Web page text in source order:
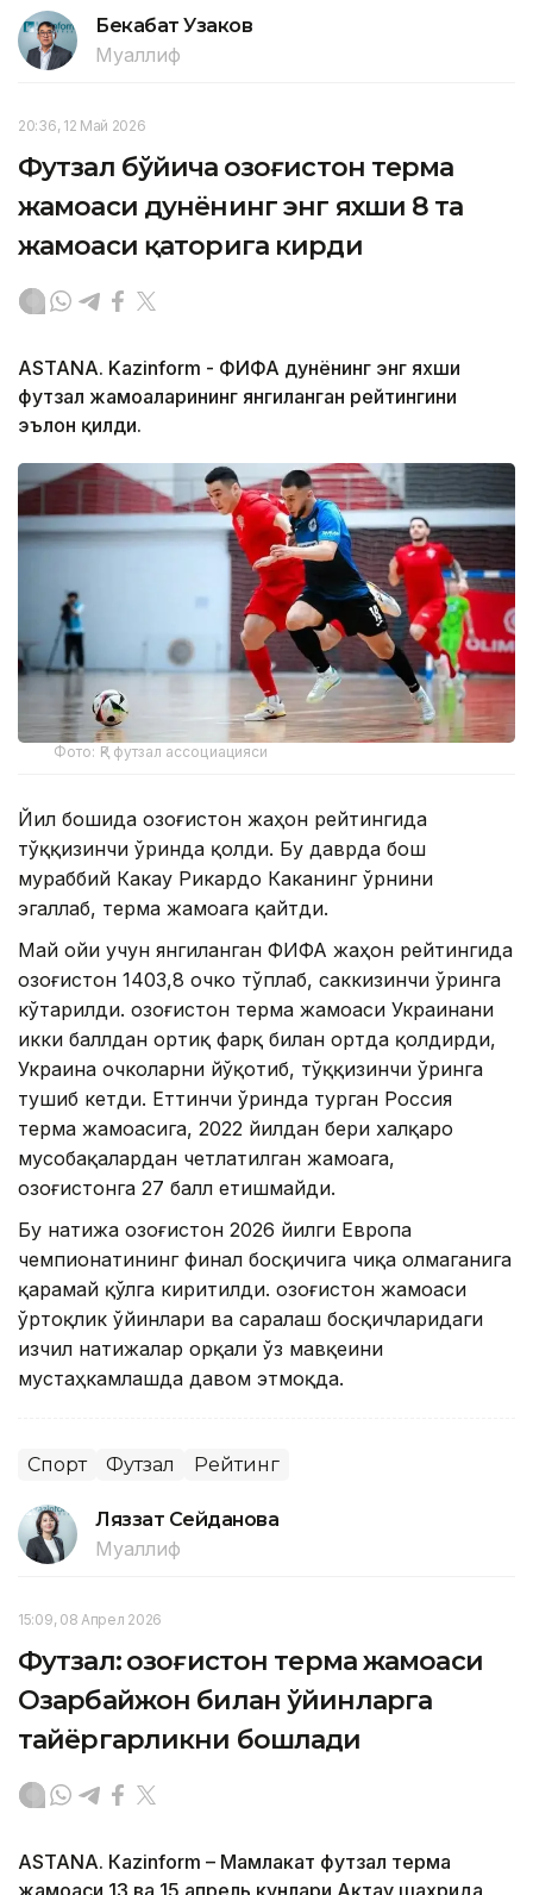
Бекабат Узаков
Муаллиф
20:36, 12 Май 2026
Футзал бўйича Қозоғистон терма
жамоаси дунёнинг энг яхши 8 та
жамоаси қаторига кирди
ASTANA. Kazinform - ФИФА дунёнинг энг яхши
футзал жамоаларининг янгиланган рейтингини
эълон қилди.
Фото: ҚР футзал ассоциацияси
Йил бошида Қозоғистон жаҳон рейтингида
тўққизинчи ўринда қолди. Бу даврда бош
мураббий Какау Рикардо Каканинг ўрнини
эгаллаб, терма жамоага қайтди.
Май ойи учун янгиланган ФИФА жаҳон рейтингида
Қозоғистон 1403,8 очко тўплаб, саккизинчи ўринга
кўтарилди. Қозоғистон терма жамоаси Украинани
икки баллдан ортиқ фарқ билан ортда қолдирди,
Украина очколарни йўқотиб, тўққизинчи ўринга
тушиб кетди. Еттинчи ўринда турган Россия
терма жамоасига, 2022 йилдан бери халқаро
мусобақалардан четлатилган жамоага,
Қозоғистонга 27 балл етишмайди.
Бу натижа Қозоғистон 2026 йилги Европа
чемпионатининг финал босқичига чиқа олмаганига
қарамай қўлга киритилди. Қозоғистон жамоаси
ўртоқлик ўйинлари ва саралаш босқичларидаги
изчил натижалар орқали ўз мавқеини
мустаҳкамлашда давом этмоқда.
Спорт Футзал Рейтинг
Ляззат Сейданова
Муаллиф
15:09, 08 Апрел 2026
Футзал: Қозоғистон терма жамоаси
Озарбайжон билан ўйинларга
тайёргарликни бошлади
ASTANА. Кazinform – Мамлакат футзал терма